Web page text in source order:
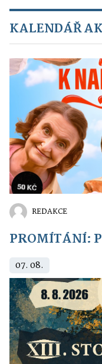
KALENDÁŘ
REDAKCE
PROMÍTÁNÍ:
07. 08.